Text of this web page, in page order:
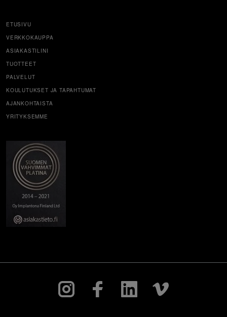
ETUSIVU
VERKKOKAUPPA
ASIAKASTILINI
TUOTTEET
PALVELUT
KOULUTUKSET JA TAPAHTUMAT
AJANKOHTAISTA
YRITYKSEMME